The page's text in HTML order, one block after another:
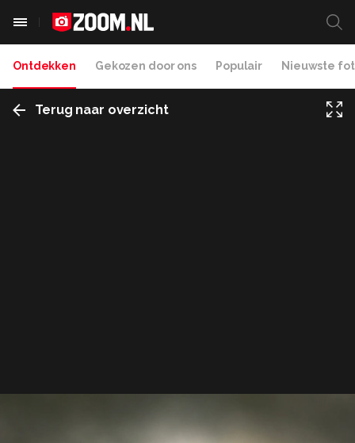
Ontdekken Gekozen door ons Populair Nieuwste
Terug naar overzicht